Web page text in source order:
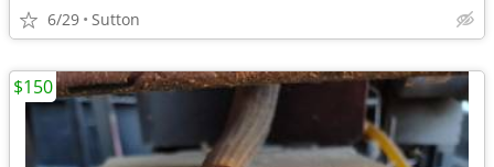
6/29 Sutton
$150